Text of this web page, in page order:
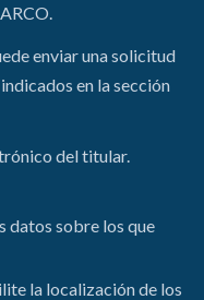
enviar una solicitud
en la sección
del titular.
datos sobre los que
la localización de los